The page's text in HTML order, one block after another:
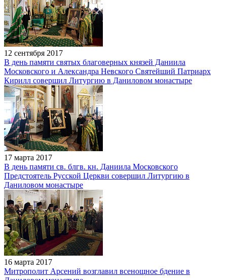
12 сентября 2017
В день памяти святых благоверных князей Даниила
Московского и Александра Невского Святейший Патриарх
Кирилл совершил Литургию в Даниловом монастыре
17 марта 2017
В день памяти св. блгв. кн. Даниила Московского
Предстоятель Русской Церкви совершил Литургию в
Даниловом монастыре
16 марта 2017
Митрополит Арсений возглавил всенощное бдение в